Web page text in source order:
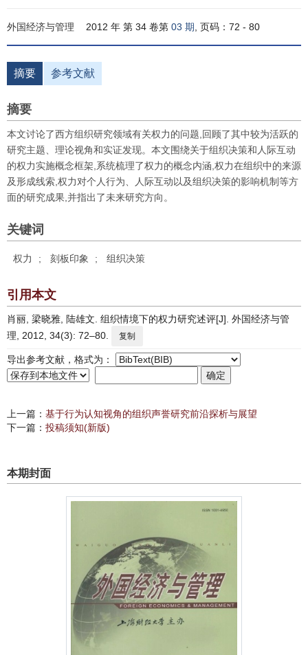
外国经济与管理 2012 年 第 34 卷第 03 期 , 页码：72 - 80
摘要 参考文献
摘要
本文讨论了西方组织研究领域有关权力的问题,回顾了其中较为活跃的
研究主题、理论视角和实证发现。本文围绕关于组织决策和人际互动
的权力实施概念框架,系统梳理了权力的概念内涵,权力在组织中的来源
及形成线索,权力对个人行为、人际互动以及组织决策的影响机制等方
面的研究成果,并指出了未来研究方向。
关键词
权力 ; 刻板印象 ; 组织决策
引用本文
肖丽, 梁晓雅, 陆雄文. 组织情境下的权力研究述评[J]. 外国经济与管
理, 2012, 34(3): 72–80.
复制
导出参考文献，格式为：
上一篇： 基于行为认知视角的组织声誉研究前沿探析与展望
下一篇： 投稿须知(新版)
本期封面